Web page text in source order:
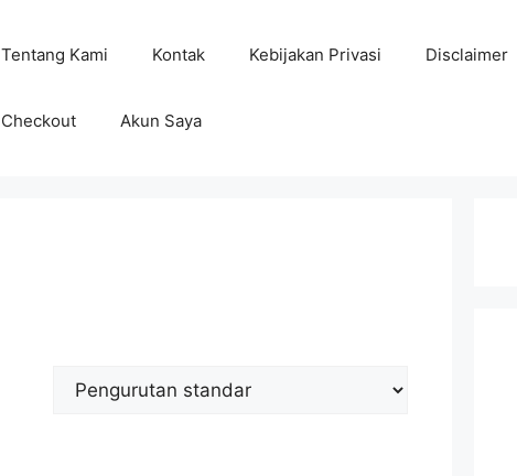
Tentang Kami Kontak Kebijakan Privasi Disclaimer
Checkout Akun Saya